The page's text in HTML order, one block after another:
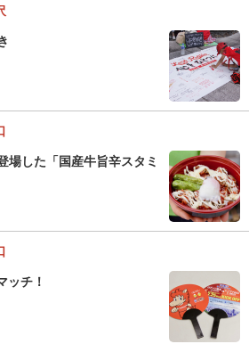
場した「国産牛旨辛スタミ
ッチ！